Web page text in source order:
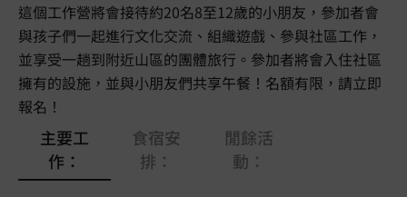
這個工作營將會接待約20名8至12歲的小朋友，參加者會
與孩子們一起進行文化交流、組織遊戲、參與社區工作，
並享受一趟到附近山區的團體旅行。參加者將會入住社區
擁有的設施，並與小朋友們共享午餐！名額有限，請立即
報名！
主要工
作：
食宿安
排：
閒餘活
動：